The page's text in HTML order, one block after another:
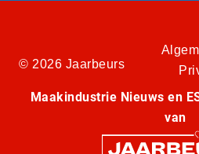
© 2026 Jaarbeurs
Maakindustrie Nieuws en
van